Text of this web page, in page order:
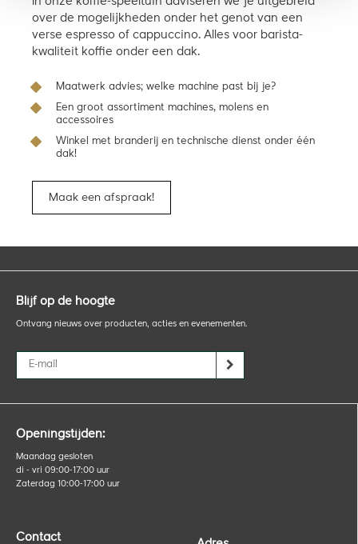
over de mogelijkheden onder het genot van een
verse espresso of cappuccino. Alles voor barista-
kwaliteit koffie onder een dak.
Maatwerk advies; welke machine past bij je?
Een groot assortiment machines, molens en
accessoires
Winkel met branderij en technische dienst onder één
dak!
Maak een afspraak!
Openingstijden:
Maandag gesloten
di - vri 09:00-17:00 uur
Zaterdag 10:00-17:00 uur
Contact
Blijf op de hoogte
Ontvang nieuws over producten, acties en evenementen.